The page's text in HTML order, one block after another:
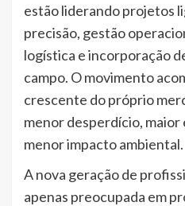
estão liderando projetos
precisão, gestão
logística e incorporação
campo. O movimento
crescente do próprio
menor desperdício,
menor impacto ambiental.
A nova geração de
apenas preocupada em